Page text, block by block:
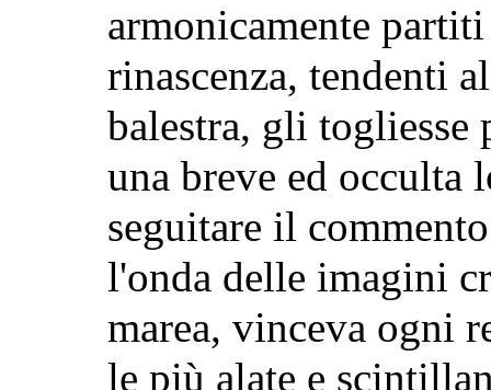
armonicamente
rinascenza, tendenti
balestra, gli togliesse
una breve ed
seguitare il
l'onda delle imagini
marea, vinceva ogni
le più alate e